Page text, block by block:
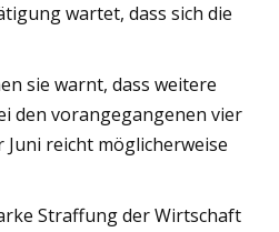
wartet, dass sich die
sie warnt, dass weitere
den vorangegangenen vier
reicht möglicherweise
Straffung der Wirtschaft